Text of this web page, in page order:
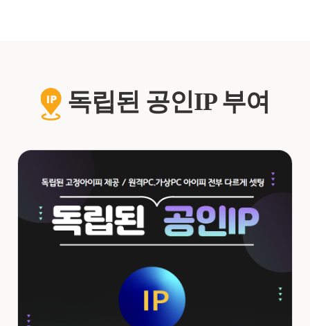
독립된 공인IP 부여